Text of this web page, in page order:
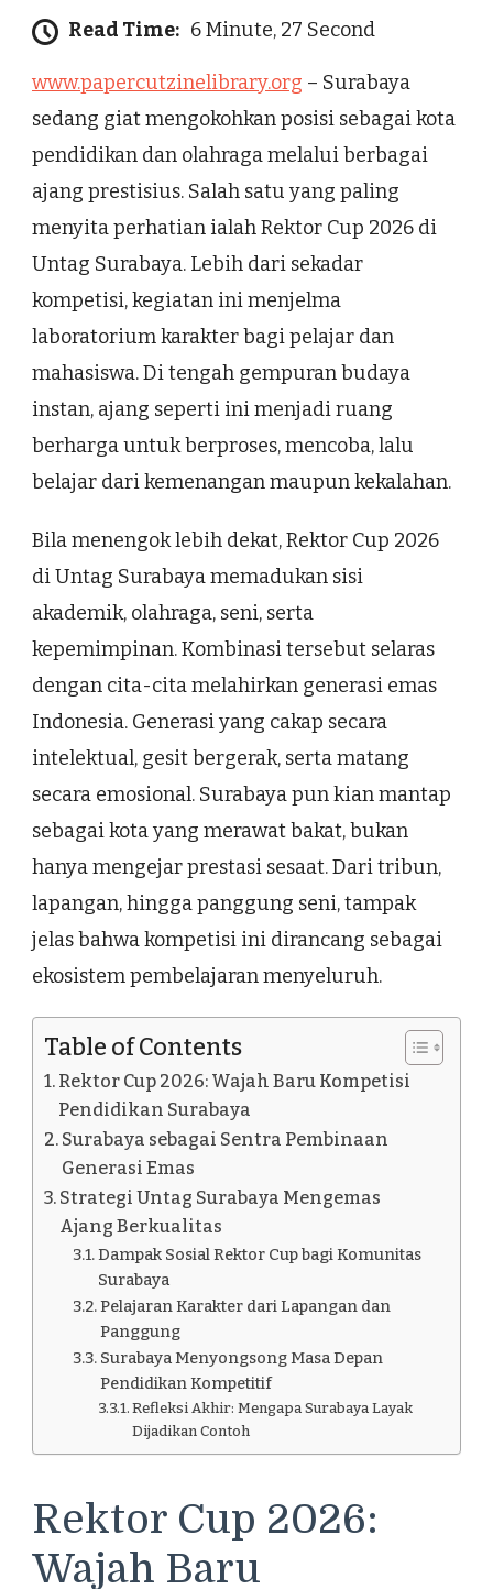
Read Time: 6 Minute, 27 Second
www.papercutzinelibrary.org – Surabaya
sedang giat mengokohkan posisi sebagai kota
pendidikan dan olahraga melalui berbagai
ajang prestisius. Salah satu yang paling
menyita perhatian ialah Rektor Cup 2026 di
Untag Surabaya. Lebih dari sekadar
kompetisi, kegiatan ini menjelma
laboratorium karakter bagi pelajar dan
mahasiswa. Di tengah gempuran budaya
instan, ajang seperti ini menjadi ruang
berharga untuk berproses, mencoba, lalu
belajar dari kemenangan maupun kekalahan.
Bila menengok lebih dekat, Rektor Cup 2026
di Untag Surabaya memadukan sisi
akademik, olahraga, seni, serta
kepemimpinan. Kombinasi tersebut selaras
dengan cita-cita melahirkan generasi emas
Indonesia. Generasi yang cakap secara
intelektual, gesit bergerak, serta matang
secara emosional. Surabaya pun kian mantap
sebagai kota yang merawat bakat, bukan
hanya mengejar prestasi sesaat. Dari tribun,
lapangan, hingga panggung seni, tampak
jelas bahwa kompetisi ini dirancang sebagai
ekosistem pembelajaran menyeluruh.
Table of Contents
Rektor Cup 2026: Wajah Baru Kompetisi
Pendidikan Surabaya
Surabaya sebagai Sentra Pembinaan
Generasi Emas
Strategi Untag Surabaya Mengemas
Ajang Berkualitas
Dampak Sosial Rektor Cup bagi Komunitas
Surabaya
Pelajaran Karakter dari Lapangan dan
Panggung
Surabaya Menyongsong Masa Depan
Pendidikan Kompetitif
Refleksi Akhir: Mengapa Surabaya Layak
Dijadikan Contoh
Rektor Cup 2026:
Wajah Baru